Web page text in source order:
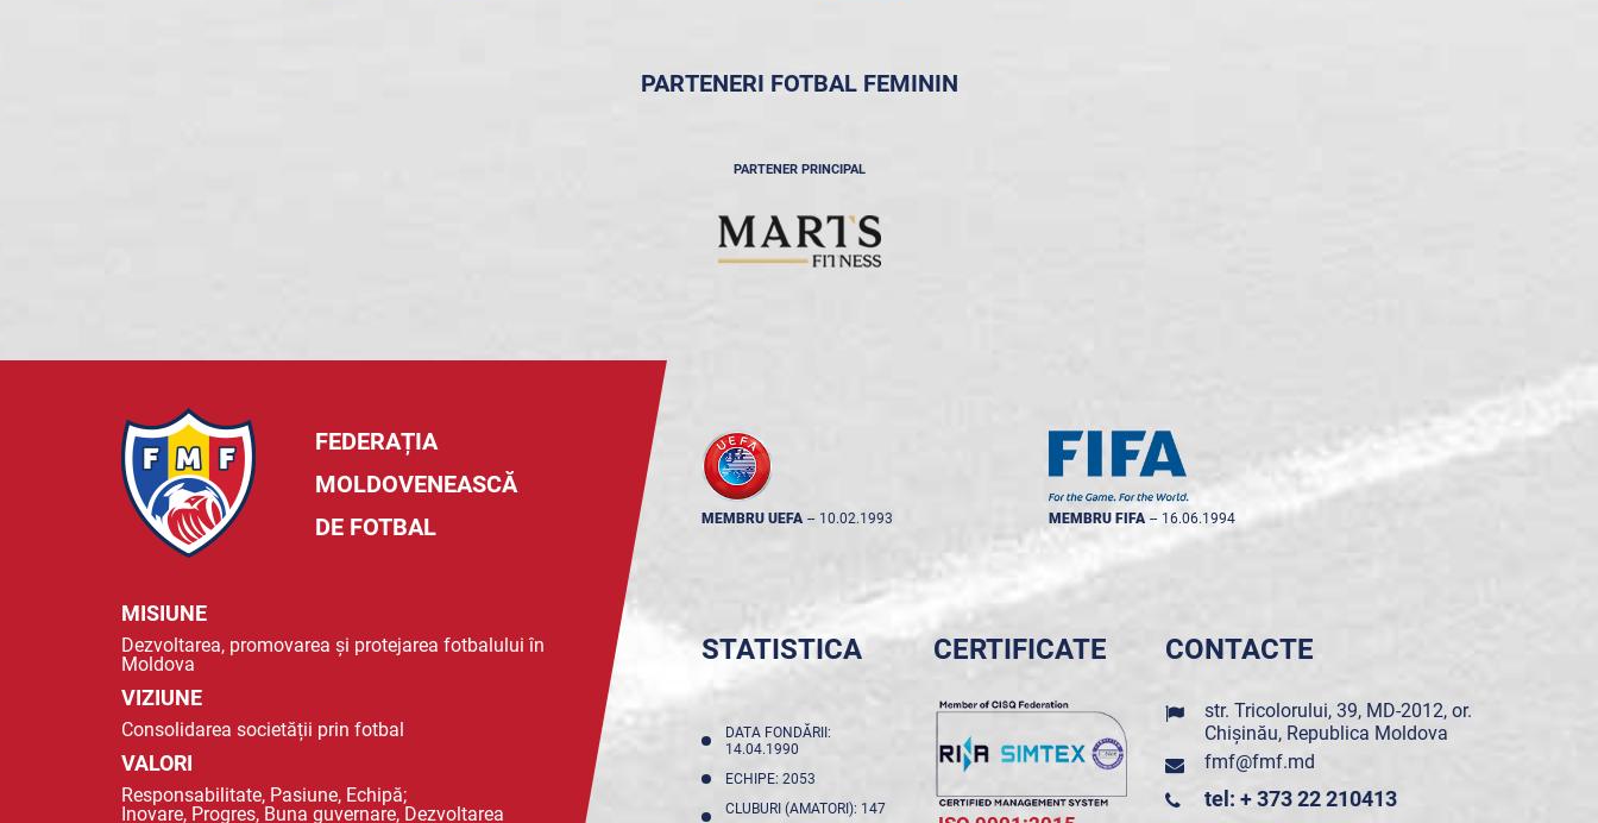
PARTENERI FOTBAL FEMININ
PARTENER PRINCIPAL
FEDERAȚIA
MOLDOVENEASCĂ
DE FOTBAL
MISIUNE
Dezvoltarea, promovarea și protejarea fotbalului în
Moldova
VIZIUNE
Consolidarea societății prin fotbal
VALORI
Responsabilitate, Pasiune, Echipă;
Inovare, Progres, Buna guvernare, Dezvoltarea
MEMBRU UEFA -- 10.02.1993 MEMBRU FIFA -- 16.06.1994
STATISTICA
DATA FONDĂRII:
14.04.1990
ECHIPE: 2053
CLUBURI (AMATORI): 147
CERTIFICATE CONTACTE
str. Tricolorului, 39, MD-2012, or.
Chișinău, Republica Moldova
fmf@fmf.md
tel: + 373 22 210413